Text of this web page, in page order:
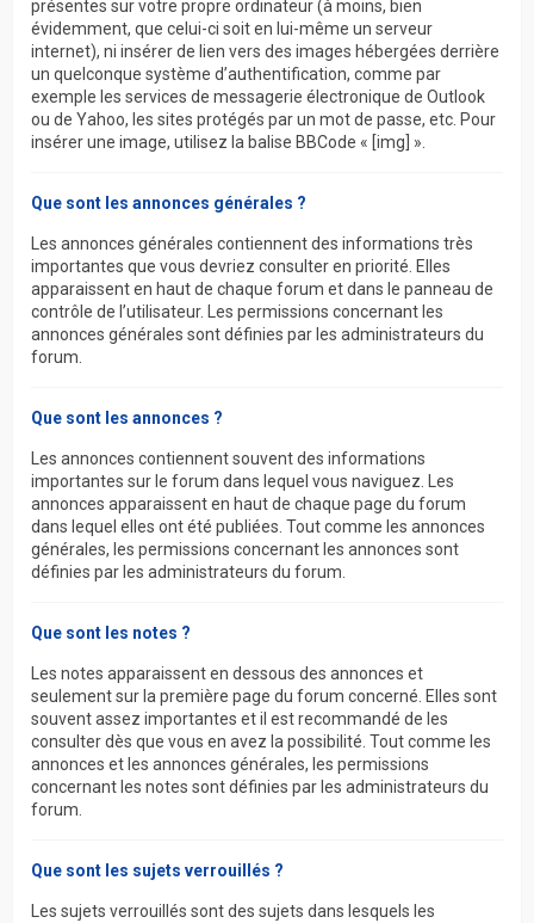
présentes sur votre propre ordinateur (à moins, bien
évidemment, que celui-ci soit en lui-même un serveur
internet), ni insérer de lien vers des images hébergées derrière
un quelconque système d’authentification, comme par
exemple les services de messagerie électronique de Outlook
ou de Yahoo, les sites protégés par un mot de passe, etc. Pour
insérer une image, utilisez la balise BBCode « [img] ».
Que sont les annonces générales ?
Les annonces générales contiennent des informations très
importantes que vous devriez consulter en priorité. Elles
apparaissent en haut de chaque forum et dans le panneau de
contrôle de l’utilisateur. Les permissions concernant les
annonces générales sont définies par les administrateurs du
forum.
Que sont les annonces ?
Les annonces contiennent souvent des informations
importantes sur le forum dans lequel vous naviguez. Les
annonces apparaissent en haut de chaque page du forum
dans lequel elles ont été publiées. Tout comme les annonces
générales, les permissions concernant les annonces sont
définies par les administrateurs du forum.
Que sont les notes ?
Les notes apparaissent en dessous des annonces et
seulement sur la première page du forum concerné. Elles sont
souvent assez importantes et il est recommandé de les
consulter dès que vous en avez la possibilité. Tout comme les
annonces et les annonces générales, les permissions
concernant les notes sont définies par les administrateurs du
forum.
Que sont les sujets verrouillés ?
Les sujets verrouillés sont des sujets dans lesquels les